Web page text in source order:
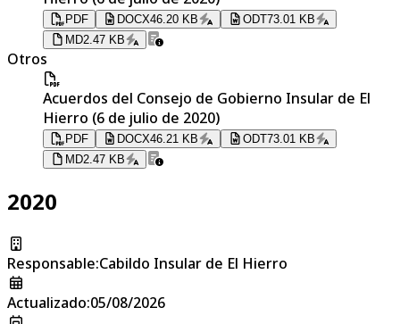
PDF DOCX46.20 KB ODT73.01 KB
MD2.47 KB
Otros
Acuerdos del Consejo de Gobierno Insular de El
Hierro (6 de julio de 2020)
PDF DOCX46.21 KB ODT73.01 KB
MD2.47 KB
2020
Responsable:Cabildo Insular de El Hierro
Actualizado:05/08/2026